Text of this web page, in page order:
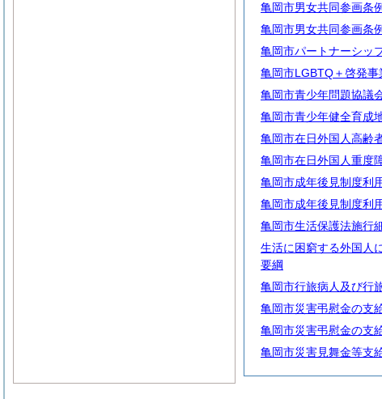
亀岡市男女共同参画条例
亀岡市男女共同参画条
亀岡市パートナーシッ
亀岡市LGBTQ＋啓発
亀岡市青少年問題協議
亀岡市青少年健全育成
亀岡市在日外国人高齢
亀岡市在日外国人重度
亀岡市成年後見制度利
亀岡市成年後見制度利
亀岡市生活保護法施行
生活に困窮する外国人
要綱
亀岡市行旅病人及び行
亀岡市災害弔慰金の支
亀岡市災害弔慰金の支
亀岡市災害見舞金等支